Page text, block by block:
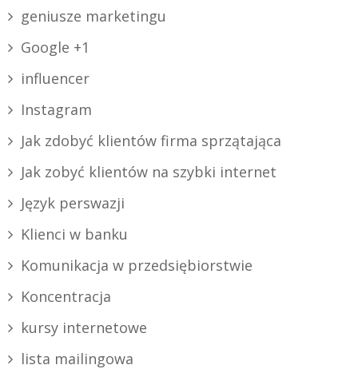
geniusze marketingu
Google +1
influencer
Instagram
Jak zdobyć klientów firma sprzątająca
Jak zobyć klientów na szybki internet
Język perswazji
Klienci w banku
Komunikacja w przedsiębiorstwie
Koncentracja
kursy internetowe
lista mailingowa